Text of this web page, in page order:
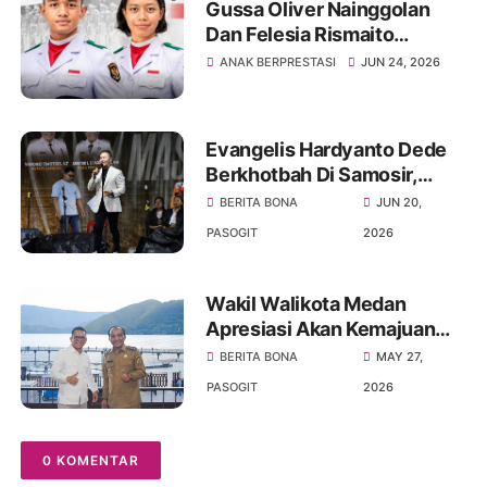
Gussa Oliver Nainggolan
Dan Felesia Rismaito
Munthe Harumkan Nama
ANAK BERPRESTASI JUN 24, 2026
Evangelis Hardyanto Dede
Berkhotbah Di Samosir,
Bupati Pembangunan
Infrastruktur Dan Rohani
BERITA BONA
PASOGIT
JUN 20,
2026
Wakil Walikota Medan
Apresiasi Akan Kemajuan
Kabupaten Samosir,
Khususnya Di Sektor
BERITA BONA
PASOGIT
MAY 27,
2026
0 KOMENTAR